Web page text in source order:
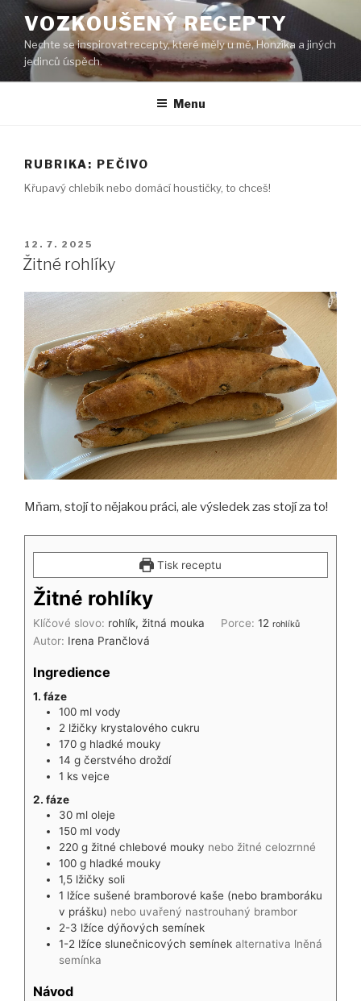
obsahu
webu
VOZKOUŠENÝ RECEPTY
Nechte se inspirovat recepty, které měly u mě, Honzíka a jiných
jedinců úspěch.
Menu
RUBRIKA: PEČIVO
Křupavý chlebík nebo domácí houstičky, to chceš!
PUBLIKOVÁNO
12. 7. 2025
Žitné rohlíky
Mňam, stojí to nějakou práci, ale výsledek zas stojí za to!
Tisk receptu
Žitné rohlíky
Klíčové slovo: rohlík, žitná mouka Porce:12 rohlíků
Autor: Irena Prančlová
Ingredience
1. fáze
100 ml vody
2 lžičky krystalového cukru
170 g hladké mouky
14 g čerstvého droždí
1 ks vejce
2. fáze
30 ml oleje
150 ml vody
220 g žitné chlebové mouky nebo žitné celozrnné
100 g hladké mouky
1,5 lžičky soli
1 lžíce sušené bramborové kaše (nebo bramboráku
v prášku) nebo uvařený nastrouhaný brambor
2-3 lžíce dýňových semínek
1-2 lžíce slunečnicových semínek alternativa lněná
semínka
Návod